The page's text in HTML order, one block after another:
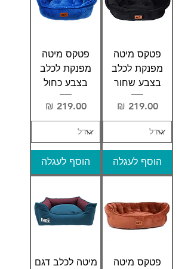
פטקס מיטה
מפנקת לכלב
בצבע שחור
מחיר‏219.00 ‏₪
הוסף לעגלה
פטקס מיטה
מפנקת לכלב
בצבע כחול
מחיר‏219.00 ‏₪
הוסף לעגלה
פטקס מיטה
מיטה לכלב דגם